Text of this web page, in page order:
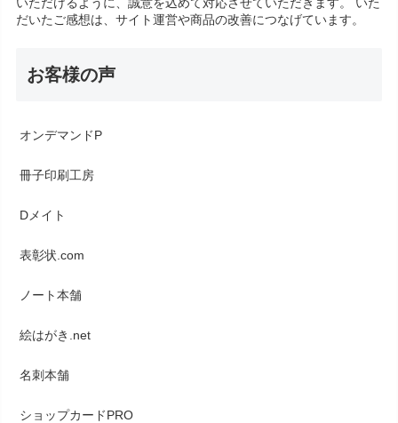
だいたご感想は、サイト運営や商品の改善につなげています。
お客様の声
オンデマンドP
冊子印刷工房
Dメイト
表彰状.com
ノート本舗
絵はがき.net
名刺本舗
ショップカードPRO